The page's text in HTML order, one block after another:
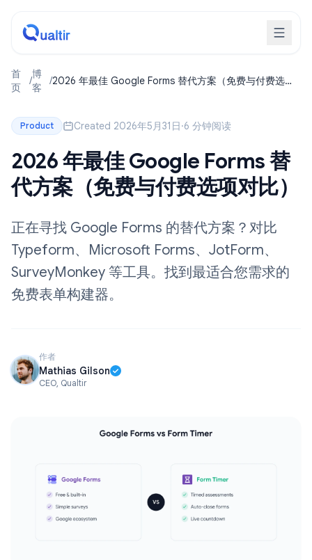
首
页
/
博
客
/2026 年最佳 Google Forms 替代方案（免费与付费选项
Product Created 2026年5月31日·6 分钟阅读
2026 年最佳 Google Forms 替
代方案（免费与付费选项对比）
正在寻找 Google Forms 的替代方案？对比
Typeform、Microsoft Forms、JotForm、
SurveyMonkey 等工具。找到最适合您需求的
免费表单构建器。
作者
Mathias Gilson
CEO, Qualtir